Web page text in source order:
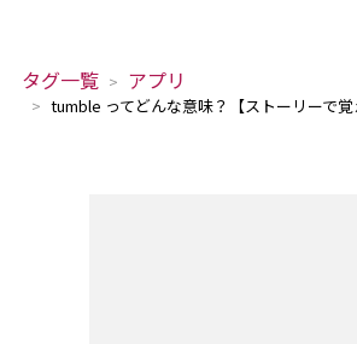
タグ一覧 アプリ
tumble ってどんな意味？【ストーリーで覚